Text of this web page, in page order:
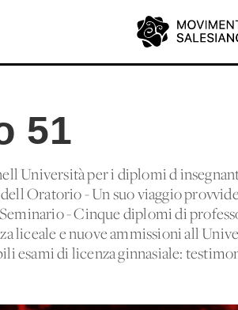
51
per i diplomi
- Un suo viaggio
- Cinque diplomi di
liceale e nuove ammissioni
esami di licenza ginnasiale: